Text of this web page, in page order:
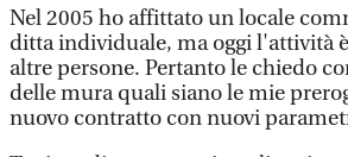
Nel 2005 ho affittato un locale
ditta individuale, ma oggi l'attività
altre persone. Pertanto le chiedo
delle mura quali siano le mie
nuovo contratto con nuovi